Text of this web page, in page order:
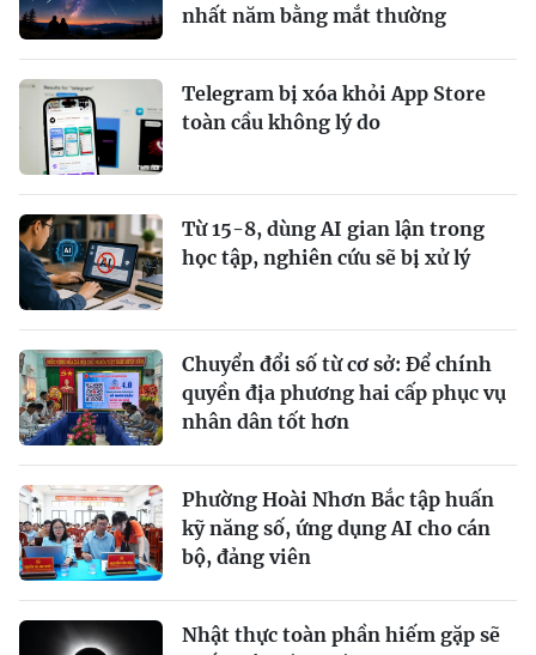
nhất năm bằng mắt thường
Telegram bị xóa khỏi App Store
toàn cầu không lý do
Từ 15-8, dùng AI gian lận trong
học tập, nghiên cứu sẽ bị xử lý
Chuyển đổi số từ cơ sở: Để chính
quyền địa phương hai cấp phục vụ
nhân dân tốt hơn
Phường Hoài Nhơn Bắc tập huấn
kỹ năng số, ứng dụng AI cho cán
bộ, đảng viên
Nhật thực toàn phần hiếm gặp sẽ